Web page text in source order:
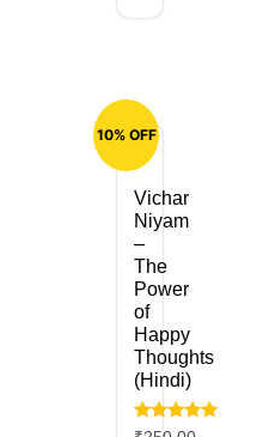
10% OFF
Vichar
Niyam
–
The
Power
of
Happy
Thoughts
(Hindi)
Rated